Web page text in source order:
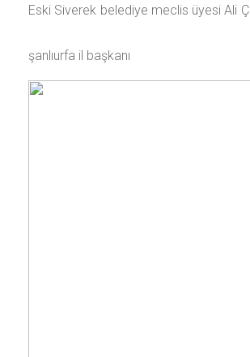
Eski Siverek belediye meclis
İyi
şanlıurfa il başkanı